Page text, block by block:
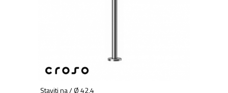
Staviti na / Ø 42,4